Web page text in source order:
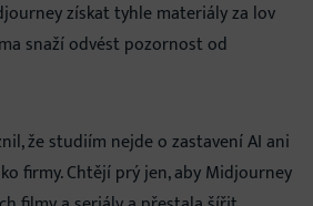
získat tyhle materiály za lov
snaží odvést pozornost od
že studiím nejde o zastavení AI ani
firmy. Chtějí prý jen, aby Midjourney